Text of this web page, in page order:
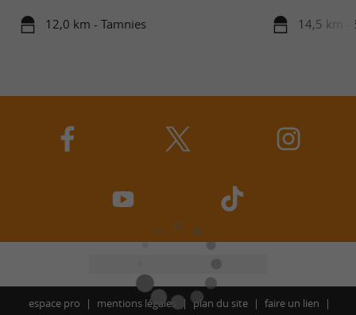
12,0 km - Tamnies 14,5 km -
espace pro mentions légales plan du site faire un lien